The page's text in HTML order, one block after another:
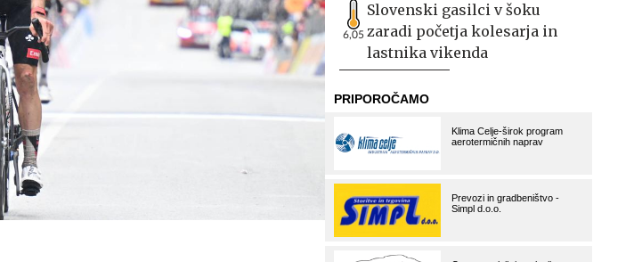
6,05
Slovenski gasilci v šoku
zaradi početja kolesarja in
lastnika vikenda